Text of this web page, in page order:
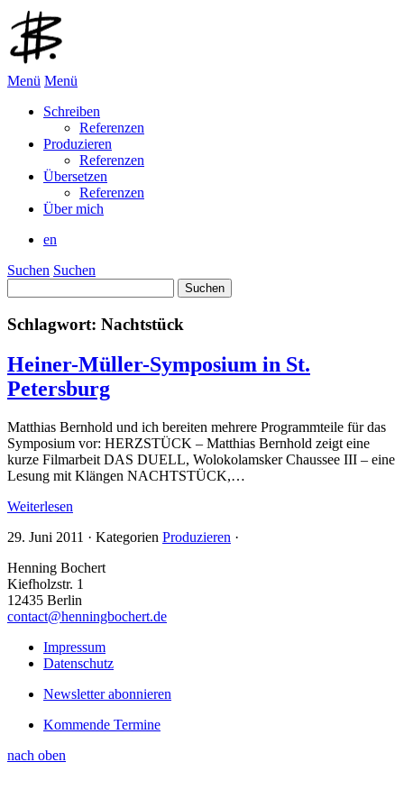
Menü Menü
Schreiben
Referenzen
Produzieren
Referenzen
Übersetzen
Referenzen
Über mich
en
Suchen Suchen
nach:
Schlagwort: Nachtstück
Heiner-Müller-Symposium in St.
Petersburg
Matthias Bernhold und ich bereiten mehrere Programmteile für das
Symposium vor: HERZSTÜCK – Matthias Bernhold zeigt eine
kurze Filmarbeit DAS DUELL, Wolokolamsker Chaussee III – eine
Lesung mit Klängen NACHTSTÜCK,…
Weiterlesen
29. Juni 2011 · Kategorien Produzieren ·
Henning Bochert
Kiefholzstr. 1
12435 Berlin
contact@henningbochert.de
Impressum
Datenschutz
Newsletter abonnieren
Kommende Termine
nach oben